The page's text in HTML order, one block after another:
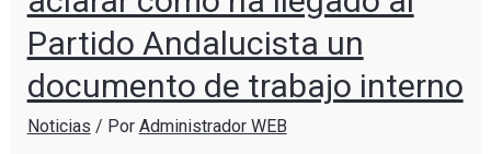
Partido Andalucista un
documento de trabajo interno
Noticias / Por Administrador WEB